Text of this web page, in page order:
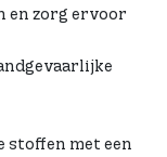
en zorg ervoor
stoffen met een